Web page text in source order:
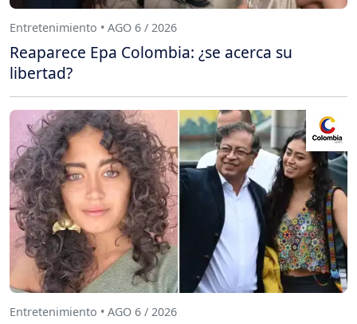
Entretenimiento • AGO 6 / 2026
Reaparece Epa Colombia: ¿se acerca su
libertad?
Entretenimiento • AGO 6 / 2026